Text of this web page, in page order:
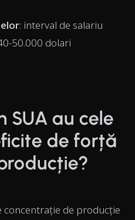
: interval de salariu
50.000 dolari
SUA au cele
de forță
concentrație de producție